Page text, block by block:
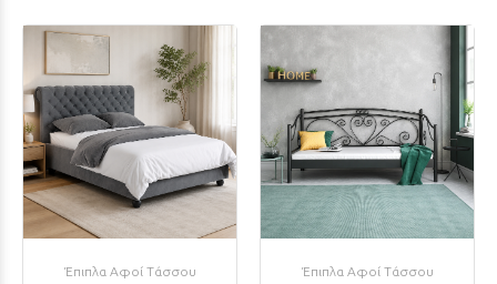
Έπιπλα Αφοί Τάσσου Έπιπλα Αφοί Τάσσου